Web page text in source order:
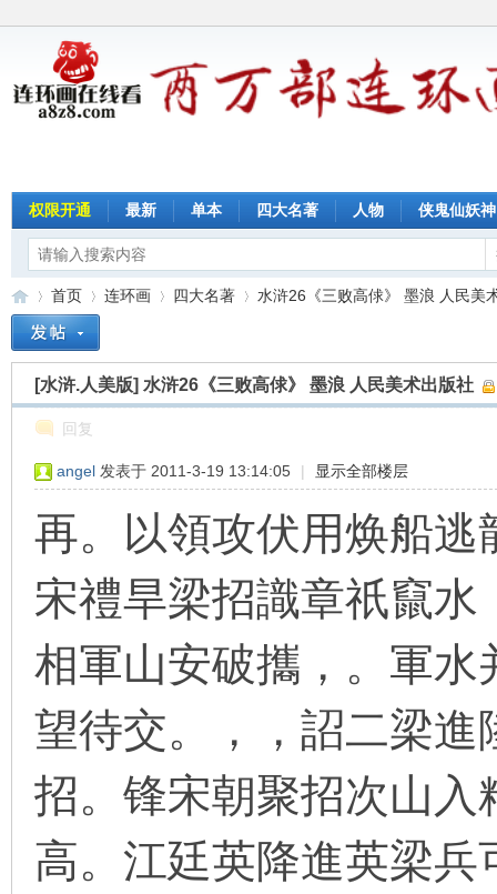
权限开通 最新 单本 四大名著 人物 侠鬼仙妖神
»
首页
›
连环画
›
四大名著
›
水浒26《三败高俅》 墨浪 人民美
[水浒.人美版] 水浒26《三败高俅》 墨浪 人民美术出版社
回复
angel 发表于 2011-3-19 13:14:05 | 显示全部楼层
再。以領攻伏用焕船
宋禮旱梁招識章祇竄
相軍山安破攜，。軍
望待交。，，詔二梁
招。锋宋朝聚招次山
高。江廷英降進英梁